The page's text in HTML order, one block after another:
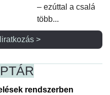
– ezúttal a családi
több...
>
rendszerben